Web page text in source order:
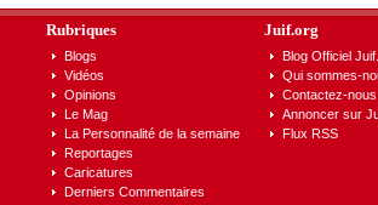
Rubriques
Blogs
Vidéos
Opinions
Le Mag
La Personnalité de la semaine
Reportages
Caricatures
Derniers Commentaires
Juif.org
Blog Officiel
Qui sommes-
Contactez-nous
Annoncer sur
Flux RSS